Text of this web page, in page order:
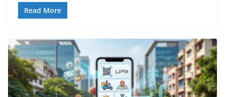
Read More